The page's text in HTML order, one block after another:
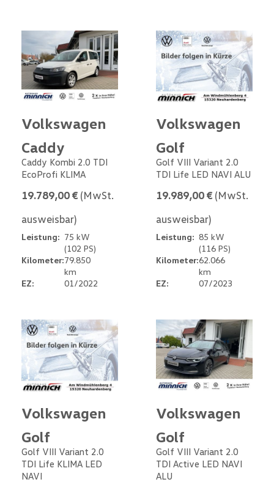
Volkswagen
Caddy
Caddy Kombi 2.0 TDI
EcoProfi KLIMA
19.789,00 € (MwSt.
ausweisbar)
Leistung: 75 kW
(102 PS)
Kilometer:79.850
km
EZ:
01/2022
Volkswagen
Golf
Golf VIII Variant 2.0
TDI Life LED NAVI ALU
19.989,00 € (MwSt.
ausweisbar)
Leistung: 85 kW
(116 PS)
Kilometer:62.066
km
EZ:
07/2023
Volkswagen
Golf
Golf VIII Variant 2.0
TDI Life KLIMA LED
NAVI
Volkswagen
Golf
Golf VIII Variant 2.0
TDI Active LED NAVI
ALU